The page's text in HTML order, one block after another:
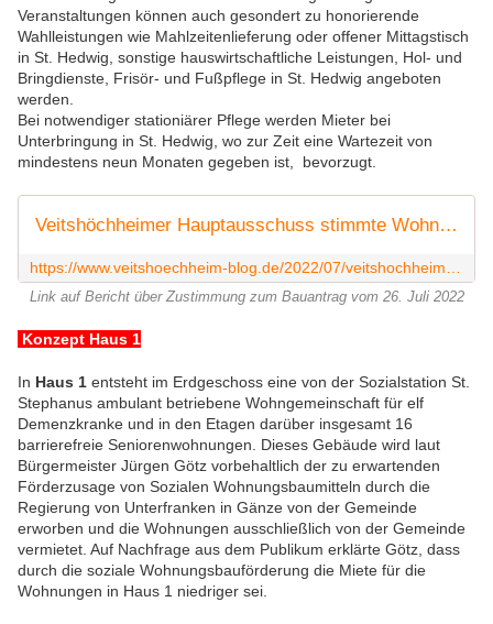
Veranstaltungen können auch gesondert zu honorierende
Wahlleistungen wie Mahlzeitenlieferung oder offener Mittagstisch
in St. Hedwig, sonstige hauswirtschaftliche Leistungen, Hol- und
Bringdienste, Frisör- und Fußpflege in St. Hedwig angeboten
werden.
Bei notwendiger stationiärer Pflege werden Mieter bei
Unterbringung in St. Hedwig, wo zur Zeit eine Wartezeit von
mindestens neun Monaten gegeben ist, bevorzugt.
Veitshöchheimer Hauptausschuss stimmte Wohnanlage für Senioren mit 51 Wohnungen und einer ambulant betreuten Wohngemeinschaft für Demenzkranke mit elf Einzelwohnplätzen zu - Veitshöchheim News
Link auf Bericht über Zustimmung zum Bauantrag vom 26. Juli 2022
Konzept Haus 1
In Haus 1 entsteht im Erdgeschoss eine von der Sozialstation St.
Stephanus ambulant betriebene Wohngemeinschaft für elf
Demenzkranke und in den Etagen darüber insgesamt 16
barrierefreie Seniorenwohnungen. Dieses Gebäude wird laut
Bürgermeister Jürgen Götz vorbehaltlich der zu erwartenden
Förderzusage von Sozialen Wohnungsbaumitteln durch die
Regierung von Unterfranken in Gänze von der Gemeinde
erworben und die Wohnungen ausschließlich von der Gemeinde
vermietet. Auf Nachfrage aus dem Publikum erklärte Götz, dass
durch die soziale Wohnungsbauförderung die Miete für die
Wohnungen in Haus 1 niedriger sei.